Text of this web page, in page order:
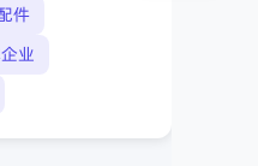
件
业